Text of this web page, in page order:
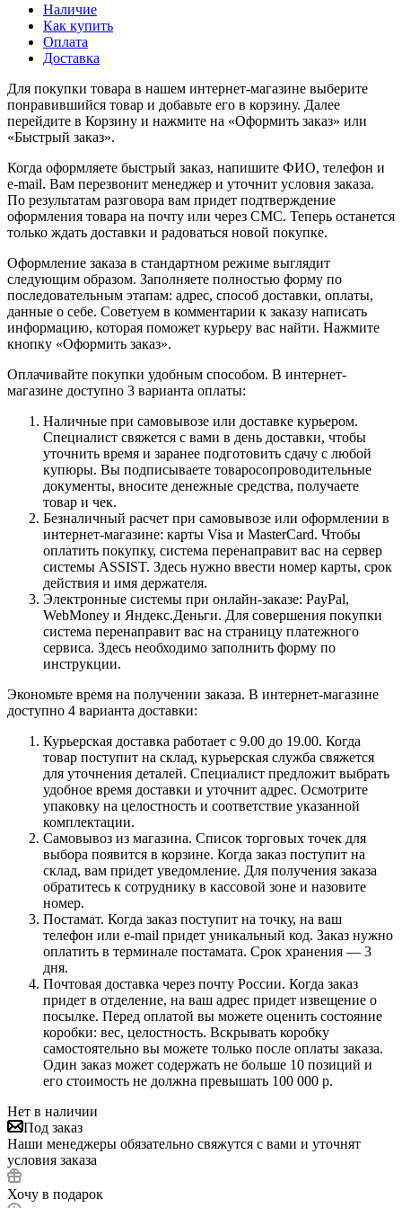
Наличие
Как купить
Оплата
Доставка
Для покупки товара в нашем интернет-магазине выберите
понравившийся товар и добавьте его в корзину. Далее
перейдите в Корзину и нажмите на «Оформить заказ» или
«Быстрый заказ».
Когда оформляете быстрый заказ, напишите ФИО, телефон и
e-mail. Вам перезвонит менеджер и уточнит условия заказа.
По результатам разговора вам придет подтверждение
оформления товара на почту или через СМС. Теперь останется
только ждать доставки и радоваться новой покупке.
Оформление заказа в стандартном режиме выглядит
следующим образом. Заполняете полностью форму по
последовательным этапам: адрес, способ доставки, оплаты,
данные о себе. Советуем в комментарии к заказу написать
информацию, которая поможет курьеру вас найти. Нажмите
кнопку «Оформить заказ».
Оплачивайте покупки удобным способом. В интернет-
магазине доступно 3 варианта оплаты:
Наличные при самовывозе или доставке курьером.
Специалист свяжется с вами в день доставки, чтобы
уточнить время и заранее подготовить сдачу с любой
купюры. Вы подписываете товаросопроводительные
документы, вносите денежные средства, получаете
товар и чек.
Безналичный расчет при самовывозе или оформлении в
интернет-магазине: карты Visa и MasterCard. Чтобы
оплатить покупку, система перенаправит вас на сервер
системы ASSIST. Здесь нужно ввести номер карты, срок
действия и имя держателя.
Электронные системы при онлайн-заказе: PayPal,
WebMoney и Яндекс.Деньги. Для совершения покупки
система перенаправит вас на страницу платежного
сервиса. Здесь необходимо заполнить форму по
инструкции.
Экономьте время на получении заказа. В интернет-магазине
доступно 4 варианта доставки:
Курьерская доставка работает с 9.00 до 19.00. Когда
товар поступит на склад, курьерская служба свяжется
для уточнения деталей. Специалист предложит выбрать
удобное время доставки и уточнит адрес. Осмотрите
упаковку на целостность и соответствие указанной
комплектации.
Самовывоз из магазина. Список торговых точек для
выбора появится в корзине. Когда заказ поступит на
склад, вам придет уведомление. Для получения заказа
обратитесь к сотруднику в кассовой зоне и назовите
номер.
Постамат. Когда заказ поступит на точку, на ваш
телефон или e-mail придет уникальный код. Заказ нужно
оплатить в терминале постамата. Срок хранения — 3
дня.
Почтовая доставка через почту России. Когда заказ
придет в отделение, на ваш адрес придет извещение о
посылке. Перед оплатой вы можете оценить состояние
коробки: вес, целостность. Вскрывать коробку
самостоятельно вы можете только после оплаты заказа.
Один заказ может содержать не больше 10 позиций и
его стоимость не должна превышать 100 000 р.
Нет в наличии
Под заказ
Наши менеджеры обязательно свяжутся с вами и уточнят
условия заказа
Хочу в подарок